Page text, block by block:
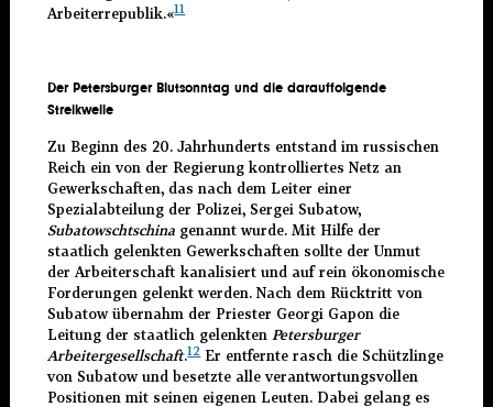
Arbeiterrepublik.«11
Der Petersburger Blutsonntag und die darauffolgende
Streikwelle
Zu Beginn des 20. Jahrhunderts entstand im russischen
Reich ein von der Regierung kontrolliertes Netz an
Gewerkschaften, das nach dem Leiter einer
Spezialabteilung der Polizei, Sergei Subatow,
Subatowschtschina genannt wurde. Mit Hilfe der
staatlich gelenkten Gewerkschaften sollte der Unmut
der Arbeiterschaft kanalisiert und auf rein ökonomische
Forderungen gelenkt werden. Nach dem Rücktritt von
Subatow übernahm der Priester Georgi Gapon die
Leitung der staatlich gelenkten Petersburger
Arbeitergesellschaft.12Er entfernte rasch die Schützlinge
von Subatow und besetzte alle verantwortungsvollen
Positionen mit seinen eigenen Leuten. Dabei gelang es